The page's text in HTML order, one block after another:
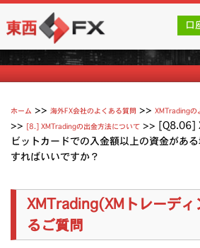
東西FX｜海外FX会社（ブローカ
口
XMTradingのよく
ホーム >>海外FX会社のよくある質問 >>XMTradingの
>> [8.] XMTradingの出金方法について >> [Q8.06]
ビットカードでの入金額以上の資金があ
すればいいですか？
XMTrading(XMトレーディ
るご質問